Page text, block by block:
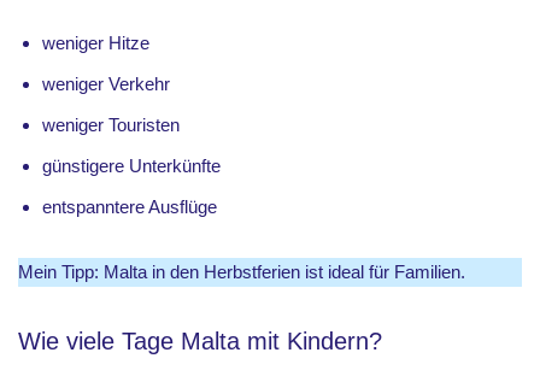
weniger Hitze
weniger Verkehr
weniger Touristen
günstigere Unterkünfte
entspanntere Ausflüge
Mein Tipp: Malta in den Herbstferien ist ideal für Familien.
Wie viele Tage Malta mit Kindern?